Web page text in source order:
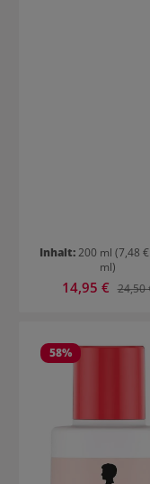
Inhalt:200 ml (7,48
ml)
Verkaufspreis:
14,95 € 24,50
58%